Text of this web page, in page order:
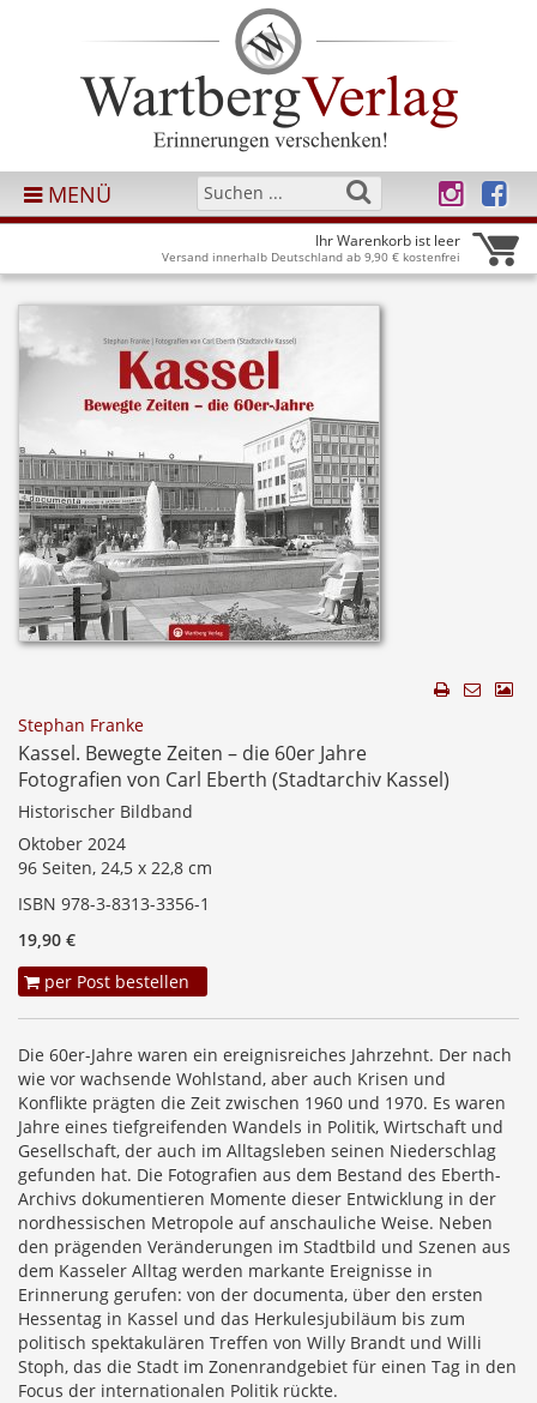
MENÜ
Ihr Warenkorb ist leer
Versand innerhalb Deutschland ab 9,90 € kostenfrei
Stephan Franke
Kassel. Bewegte Zeiten – die 60er Jahre
Fotografien von Carl Eberth (Stadtarchiv Kassel)
Historischer Bildband
Oktober 2024
96 Seiten, 24,5 x 22,8 cm
ISBN 978-3-8313-3356-1
19,90 €
per Post bestellen
Die 60er-Jahre waren ein ereignisreiches Jahrzehnt. Der nach
wie vor wachsende Wohlstand, aber auch Krisen und
Konflikte prägten die Zeit zwischen 1960 und 1970. Es waren
Jahre eines tiefgreifenden Wandels in Politik, Wirtschaft und
Gesellschaft, der auch im Alltagsleben seinen Niederschlag
gefunden hat. Die Fotografien aus dem Bestand des Eberth-
Archivs dokumentieren Momente dieser Entwicklung in der
nordhessischen Metropole auf anschauliche Weise. Neben
den prägenden Veränderungen im Stadtbild und Szenen aus
dem Kasseler Alltag werden markante Ereignisse in
Erinnerung gerufen: von der documenta, über den ersten
Hessentag in Kassel und das Herkulesjubiläum bis zum
politisch spektakulären Treffen von Willy Brandt und Willi
Stoph, das die Stadt im Zonenrandgebiet für einen Tag in den
Focus der internationalen Politik rückte.